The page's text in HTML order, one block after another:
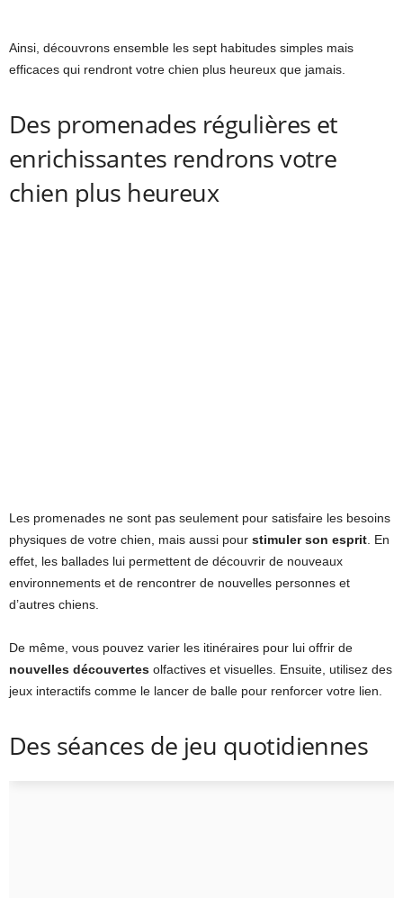
Ainsi, découvrons ensemble les sept habitudes simples mais
efficaces qui rendront votre chien plus heureux que jamais.
Des promenades régulières et
enrichissantes rendrons votre
chien plus heureux
Les promenades ne sont pas seulement pour satisfaire les besoins
physiques de votre chien, mais aussi pour stimuler son esprit . En
effet, les ballades lui permettent de découvrir de nouveaux
environnements et de rencontrer de nouvelles personnes et
d’autres chiens.
De même, vous pouvez varier les itinéraires pour lui offrir de
nouvelles découvertes olfactives et visuelles. Ensuite, utilisez des
jeux interactifs comme le lancer de balle pour renforcer votre lien.
Des séances de jeu quotidiennes